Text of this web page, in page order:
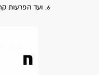
ועד הפרעות